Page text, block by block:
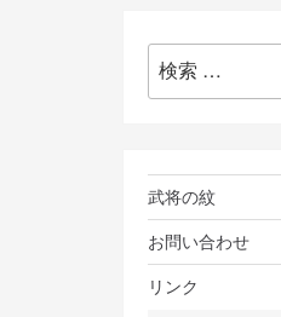
索:
武将の紋
お問い合わせ
リンク